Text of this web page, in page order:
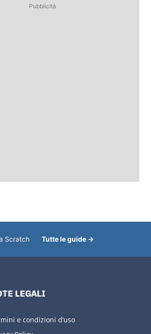
Pubblicità
Scratch Tutte le guide →
LEGALI
e condizioni d’uso